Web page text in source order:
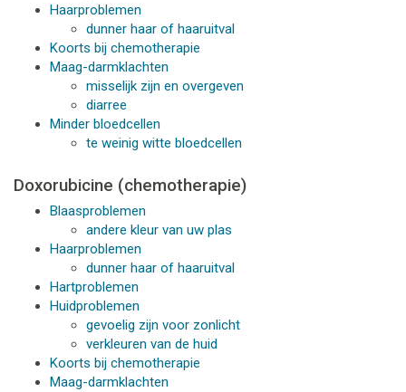
Haarproblemen
dunner haar of haaruitval
Koorts bij chemotherapie
Maag-darmklachten
misselijk zijn en overgeven
diarree
Minder bloedcellen
te weinig witte bloedcellen
Doxorubicine (chemotherapie)
Blaasproblemen
andere kleur van uw plas
Haarproblemen
dunner haar of haaruitval
Hartproblemen
Huidproblemen
gevoelig zijn voor zonlicht
verkleuren van de huid
Koorts bij chemotherapie
Maag-darmklachten